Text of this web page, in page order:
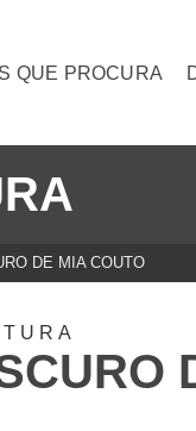
QUE PROCURA
DE MIA COUTO